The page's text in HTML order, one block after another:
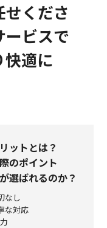
くださ
ービスで
快適に
ットとは？
のポイント
選ばれるのか？
なし
な対応